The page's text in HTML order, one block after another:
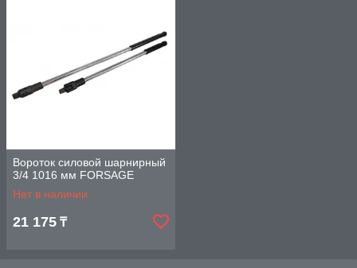
Вороток силовой шарнирный
3/4 1016 мм FORSAGE
Нет в наличии
21 175 ₸